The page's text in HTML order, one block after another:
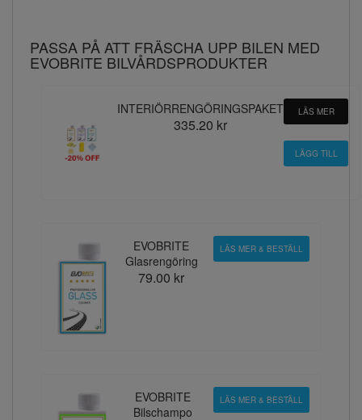
PASSA PÅ ATT FRÄSCHA UPP BILEN MED
EVOBRITE BILVÅRDSPRODUKTER
INTERIÖRRENGÖRINGSPAKET
335.20 kr
LÄS MER
EVOBRITE
Glasrengöring
79.00 kr
LÄS MER & BESTÄLL
EVOBRITE
Bilschampo
LÄS MER & BESTÄLL